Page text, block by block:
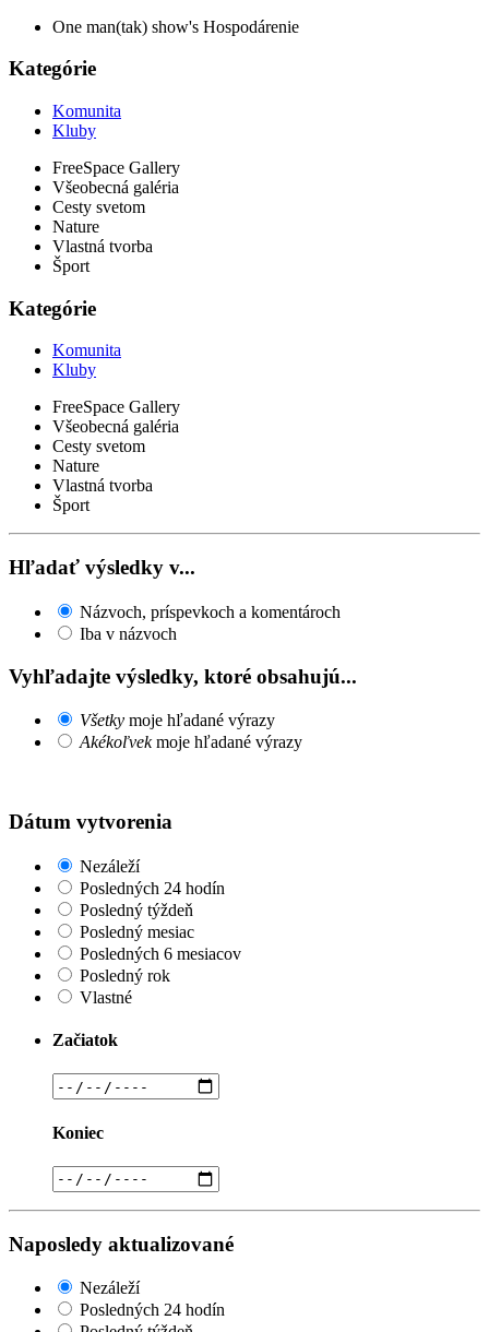
One man(tak) show's Hospodárenie
Kategórie
Komunita
Kluby
FreeSpace Gallery
Všeobecná galéria
Cesty svetom
Nature
Vlastná tvorba
Šport
Kategórie
Komunita
Kluby
FreeSpace Gallery
Všeobecná galéria
Cesty svetom
Nature
Vlastná tvorba
Šport
Hľadať výsledky v...
Názvoch, príspevkoch a komentároch
Iba v názvoch
Vyhľadajte výsledky, ktoré obsahujú...
Všetky moje hľadané výrazy
Akékoľvekmoje hľadané výrazy
Dátum vytvorenia
Nezáleží
Posledných 24 hodín
Posledný týždeň
Posledný mesiac
Posledných 6 mesiacov
Posledný rok
Vlastné
Začiatok
Koniec
Naposledy aktualizované
Nezáleží
Posledných 24 hodín